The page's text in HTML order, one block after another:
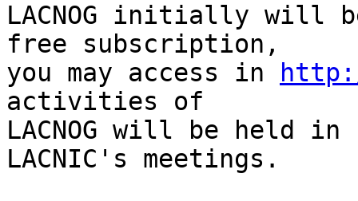
LACNOG initially will
free subscription,
you may access in
activities of
LACNOG will be held
LACNIC's meetings.